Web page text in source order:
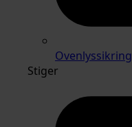
Ovenlyssikring
Stiger